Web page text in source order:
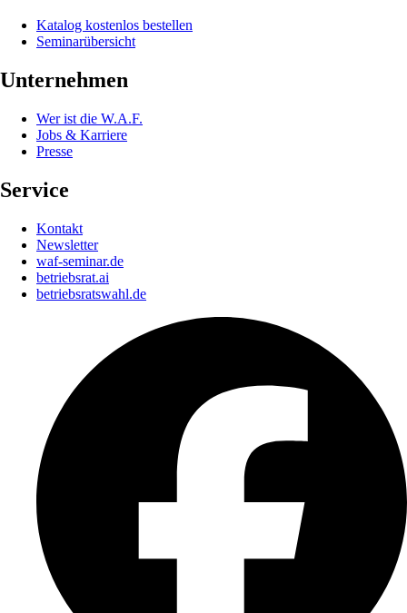
Katalog kostenlos bestellen
Seminarübersicht
Unternehmen
Wer ist die W.A.F.
Jobs & Karriere
Presse
Service
Kontakt
Newsletter
waf-seminar.de
betriebsrat.ai
betriebsratswahl.de